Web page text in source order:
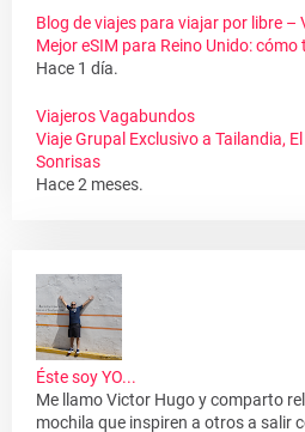
Blog de viajes para viajar por libre –
Mejor eSIM para Reino Unido:
Hace 1 día.
Viajeros Vagabundos
Viaje Grupal Exclusivo a Tailandia,
Sonrisas
Hace 2 meses.
Éste soy YO...
Me llamo Victor Hugo y comparto
mochila que inspiren a otros a salir